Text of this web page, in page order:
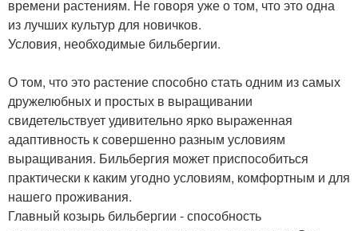
времени растениям. Не говоря уже о том, что это одна
из лучших культур для новичков.
Условия, необходимые бильбергии.
О том, что это растение способно стать одним из самых
дружелюбных и простых в выращивании
свидетельствует удивительно ярко выраженная
адаптивность к совершенно разным условиям
выращивания. Бильбергия может приспособиться
практически к каким угодно условиям, комфортным и для
нашего проживания.
Главный козырь бильбергии - способность